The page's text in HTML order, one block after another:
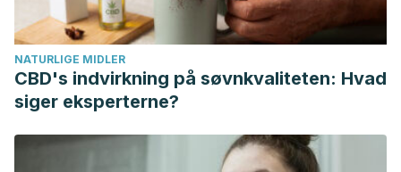
NATURLIGE MIDLER
CBD's indvirkning på søvnkvaliteten: Hvad
siger eksperterne?